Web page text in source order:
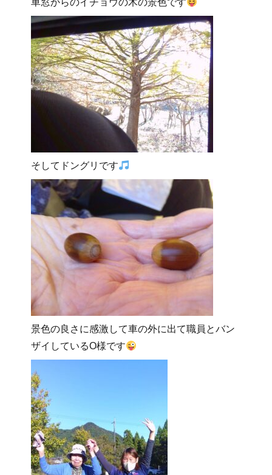
車窓からのイチョウの木の景色です
そしてドングリです
景色の良さに感激して車の外に出て職員とバン
ザイしているO様です